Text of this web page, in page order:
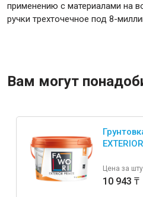
применению с материалами на
ручки трехточечное под 8-
Вам могут
Цена за
10 943 ₸
Сантехника
Анкеры
Монтажные ленты
Канаты, шнуры